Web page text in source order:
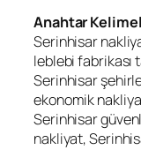
Anahtar
Serinhisar
leblebi fabrikası
Serinhisar
ekonomik
Serinhisar
nakliyat,